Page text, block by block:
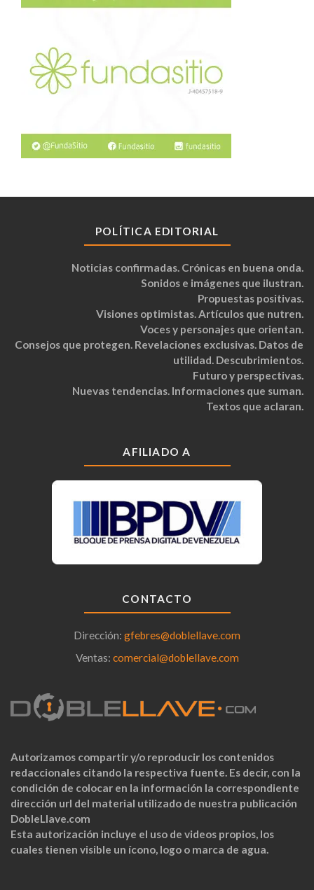
POLÍTICA EDITORIAL
Noticias confirmadas. Crónicas en buena onda.
Sonidos e imágenes que ilustran.
Propuestas positivas.
Visiones optimistas. Artículos que nutren.
Voces y personajes que orientan.
Consejos que protegen. Revelaciones exclusivas. Datos de
utilidad. Descubrimientos.
Futuro y perspectivas.
Nuevas tendencias. Informaciones que suman.
Textos que aclaran.
AFILIADO A
CONTACTO
Dirección: gfebres@doblellave.com
Ventas: comercial@doblellave.com
Autorizamos compartir y/o reproducir los contenidos
redaccionales citando la respectiva fuente. Es decir, con la
condición de colocar en la información la correspondiente
dirección url del material utilizado de nuestra publicación
DobleLlave.com
Esta autorización incluye el uso de videos propios, los
cuales tienen visible un ícono, logo o marca de agua.